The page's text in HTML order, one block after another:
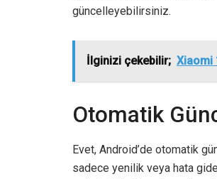
güncelleyebilirsiniz.
İlginizi çekebilir; Xiaomi
Otomatik
Evet, Android’de otomatik
sadece yenilik veya hata